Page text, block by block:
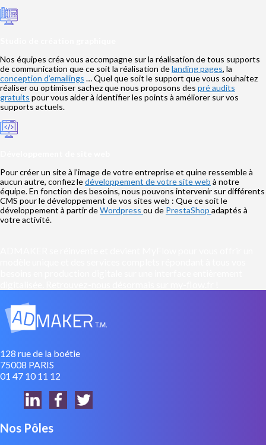
Nos équipes créa vous accompagne sur la réalisation de tous supports
de communication que ce soit la réalisation delanding pages, la
conception d’emailings … Quel que soit le support que vous souhaitez
réaliser ou optimiser sachez que nous proposons des pré audits
gratuits pour vous aider à identifier les points à améliorer sur vos
supports actuels.
Pour créer un site à l’image de votre entreprise et quine ressemble à
aucun autre, confiez ledéveloppement de votre site web à notre
équipe. En fonction des besoins, nous pouvons intervenir sur différents
CMS pour le développement de vos sites web : Que ce soit le
développement à partir deWordpress ou de PrestaShop adaptés à
votre activité.
128 rue de la boétie
75008 PARIS
01 47 10 11 12
Nos Pôles